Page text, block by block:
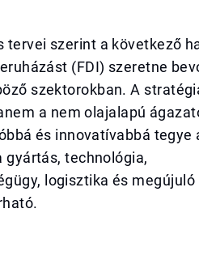
tervei szerint a következő
(FDI) szeretne
szektorokban. A
a nem olajalapú
és innovatívabbá tegye
technológia,
logisztika és megújuló